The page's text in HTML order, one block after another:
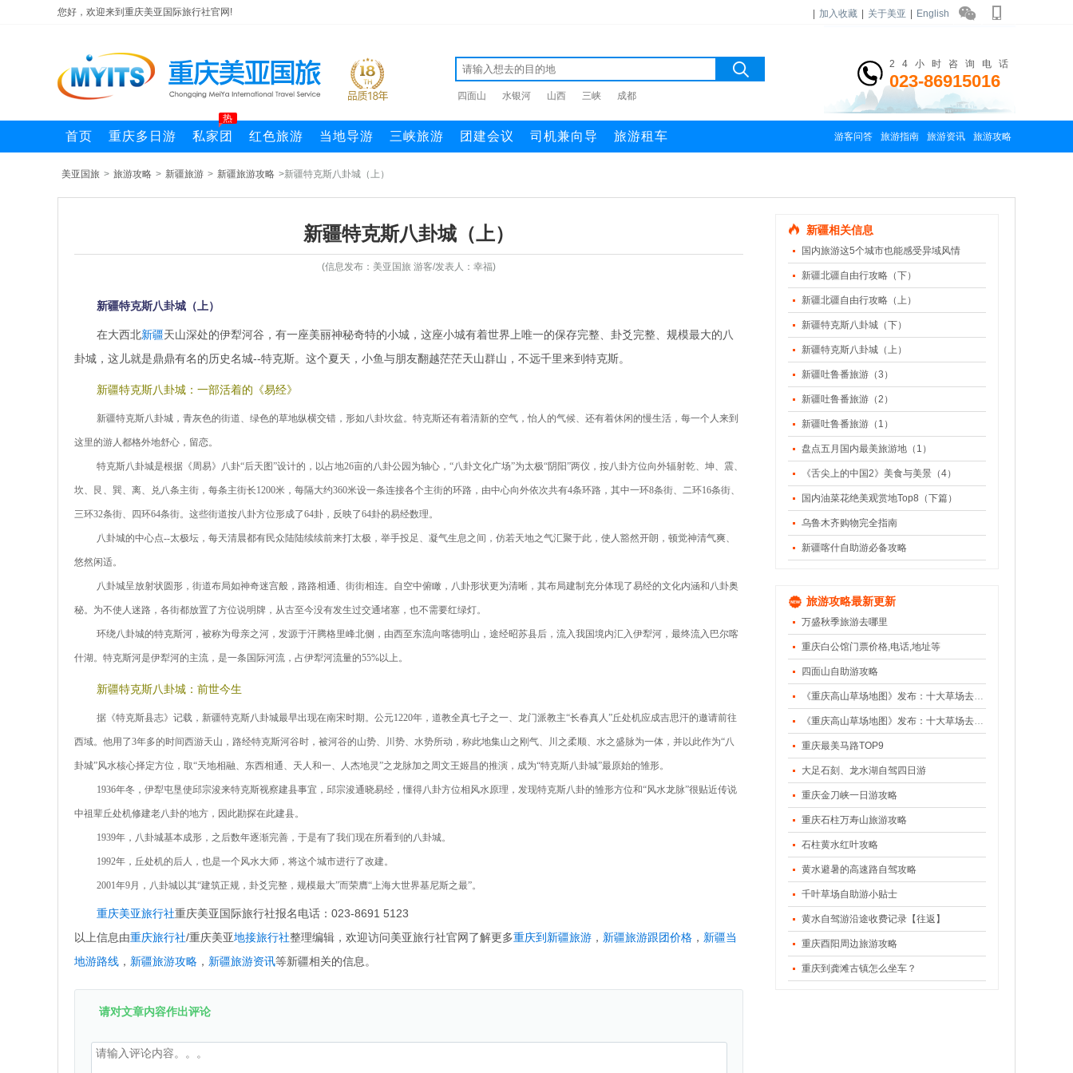
您好，欢迎来到重庆美亚国际旅行社官网! 加入收藏 关于美亚 English
四面山 水银河 山西 三峡 成都
24小时咨询电话
023-86915016
首页 重庆多日游 私家团
热
红色旅游 当地导游 三峡旅游 团建会议 司机兼向导 旅游租车 游客问答 旅游指南 旅游资讯 旅游攻略
美亚国旅 > 旅游攻略 > 新疆旅游 > 新疆旅游攻略 >新疆特克斯八卦城（上）
新疆特克斯八卦城（上）
(信息发布：美亚国旅 游客/发表人：幸福)
新疆特克斯八卦城（上）
在大西北新疆天山深处的伊犁河谷，有一座美丽神秘奇特的小城，这座小城有着世界上唯一的保存完整、卦爻完整、规模最大的八
卦城，这儿就是鼎鼎有名的历史名城--特克斯。这个夏天，小鱼与朋友翻越茫茫天山群山，不远千里来到特克斯。
新疆特克斯八卦城：一部活着的《易经》
新疆特克斯八卦城，青灰色的街道、绿色的草地纵横交错，形如八卦坎盆。特克斯还有着清新的空气，怡人的气候、还有着休闲的慢生活，每一个人来到
这里的游人都格外地舒心，留恋。
特克斯八卦城是根据《周易》八卦“后天图”设计的，以占地26亩的八卦公园为轴心，“八卦文化广场”为太极“阴阳”两仪，按八卦方位向外辐射乾、坤、震、
坎、艮、巽、离、兑八条主街，每条主街长1200米，每隔大约360米设一条连接各个主街的环路，由中心向外依次共有4条环路，其中一环8条街、二环16条街、
三环32条街、四环64条街。这些街道按八卦方位形成了64卦，反映了64卦的易经数理。
八卦城的中心点--太极坛，每天清晨都有民众陆陆续续前来打太极，举手投足、凝气生息之间，仿若天地之气汇聚于此，使人豁然开朗，顿觉神清气爽、
悠然闲适。
八卦城呈放射状圆形，街道布局如神奇迷宫般，路路相通、街街相连。自空中俯瞰，八卦形状更为清晰，其布局建制充分体现了易经的文化内涵和八卦奥
秘。为不使人迷路，各街都放置了方位说明牌，从古至今没有发生过交通堵塞，也不需要红绿灯。
环绕八卦城的特克斯河，被称为母亲之河，发源于汗腾格里峰北侧，由西至东流向喀德明山，途经昭苏县后，流入我国境内汇入伊犁河，最终流入巴尔喀
什湖。特克斯河是伊犁河的主流，是一条国际河流，占伊犁河流量的55%以上。
新疆特克斯八卦城：前世今生
据《特克斯县志》记载，新疆特克斯八卦城最早出现在南宋时期。公元1220年，道教全真七子之一、龙门派教主“长春真人”丘处机应成吉思汗的邀请前往
西域。他用了3年多的时间西游天山，路经特克斯河谷时，被河谷的山势、川势、水势所动，称此地集山之刚气、川之柔顺、水之盛脉为一体，并以此作为“八
卦城”风水核心择定方位，取“天地相融、东西相通、天人和一、人杰地灵”之龙脉加之周文王姬昌的推演，成为“特克斯八卦城”最原始的雏形。
1936年冬，伊犁屯垦使邱宗浚来特克斯视察建县事宜，邱宗浚通晓易经，懂得八卦方位相风水原理，发现特克斯八卦的雏形方位和“风水龙脉”很贴近传说
中祖辈丘处机修建老八卦的地方，因此勘探在此建县。
1939年，八卦城基本成形，之后数年逐渐完善，于是有了我们现在所看到的八卦城。
1992年，丘处机的后人，也是一个风水大师，将这个城市进行了改建。
2001年9月，八卦城以其“建筑正规，卦爻完整，规模最大”而荣膺“上海大世界基尼斯之最”。
重庆美亚旅行社重庆美亚国际旅行社报名电话：023-8691 5123
以上信息由重庆旅行社/重庆美亚地接旅行社整理编辑，欢迎访问美亚旅行社官网了解更多重庆到新疆旅游 ， 新疆旅游跟团价格 ， 新疆当
地游路线 ， 新疆旅游攻略 ， 新疆旅游资讯等新疆相关的信息。
请对文章内容作出评论
新疆相关信息
国内旅游这5个城市也能感受异域风情
新疆北疆自由行攻略（下）
新疆北疆自由行攻略（上）
新疆特克斯八卦城（下）
新疆特克斯八卦城（上）
新疆吐鲁番旅游（3）
新疆吐鲁番旅游（2）
新疆吐鲁番旅游（1）
盘点五月国内最美旅游地（1）
《舌尖上的中国2》美食与美景（4）
国内油菜花绝美观赏地Top8（下篇）
乌鲁木齐购物完全指南
新疆喀什自助游必备攻略
旅游攻略最新更新
万盛秋季旅游去哪里
重庆白公馆门票价格,电话,地址等
四面山自助游攻略
《重庆高山草场地图》发布：十大草场去避暑（下）
《重庆高山草场地图》发布：十大草场去避暑（上）
重庆最美马路TOP9
大足石刻、龙水湖自驾四日游
重庆金刀峡一日游攻略
重庆石柱万寿山旅游攻略
石柱黄水红叶攻略
黄水避暑的高速路自驾攻略
千叶草场自助游小贴士
黄水自驾游沿途收费记录【往返】
重庆酉阳周边旅游攻略
重庆到龚滩古镇怎么坐车？